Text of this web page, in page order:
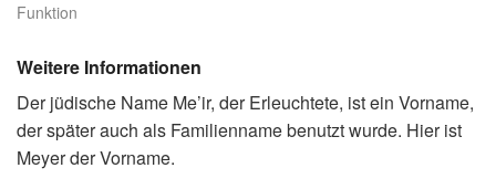
Funktion
Weitere Informationen
Der jüdische Name Me’ir, der Erleuchtete, ist ein Vorname,
der später auch als Familienname benutzt wurde. Hier ist
Meyer der Vorname.